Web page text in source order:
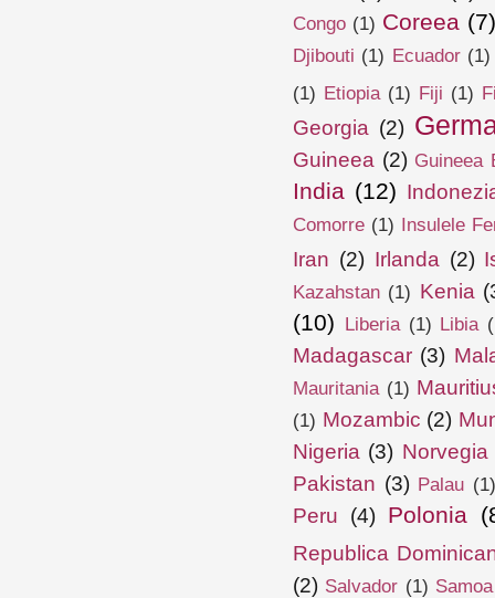
Congo (1) Coreea
Djibouti (1) Ecuador (1)
(1) Etiopia (1) Fiji (1)
Georgia (2)
Guineea (2) Guineea
India (12)
Comorre (1) Insulele
Iran (2) Irlanda (2)
Kazahstan (1) Kenia
(10) Liberia (1) Libia
Madagascar (3)
Mauritania (1)
(1) Mozambic (2)
Nigeria (3) Norvegia
Pakistan (3) Palau (1)
Peru (4) Polonia
Republica
(2) Salvador (1) Samoa